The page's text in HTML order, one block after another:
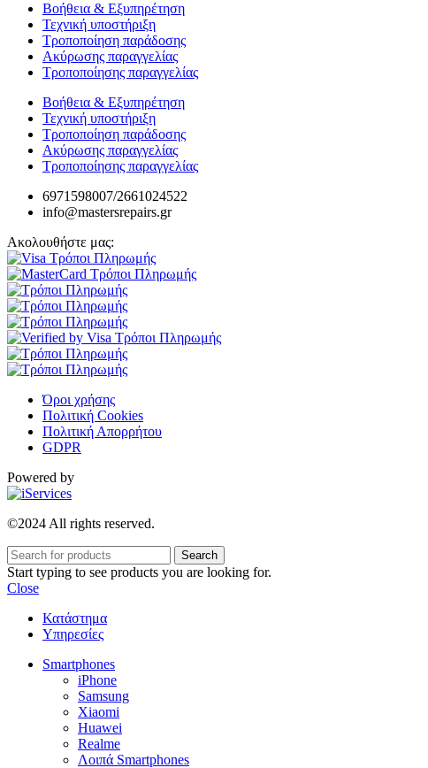
Βοήθεια & Εξυπηρέτηση
Τεχνική υποστήριξη
Τροποποίηση παράδοσης
Ακύρωσης παραγγελίας
Τροποποίησης παραγγελίας
Βοήθεια & Εξυπηρέτηση
Τεχνική υποστήριξη
Τροποποίηση παράδοσης
Ακύρωσης παραγγελίας
Τροποποίησης παραγγελίας
6971598007/2661024522
info@mastersrepairs.gr
Ακολουθήστε μας:
Όροι χρήσης
Πολιτική Cookies
Πολιτική Απορρήτου
GDPR
Powered by
©2024 All rights reserved.
Search
Start typing to see products you are looking for.
Close
Κατάστημα
Υπηρεσίες
Smartphones
iPhone
Samsung
Xiaomi
Huawei
Realme
Λοιπά Smartphones